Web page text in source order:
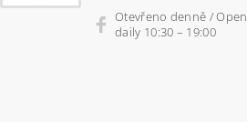
Otevřeno denně / Open
daily 10:30 – 19:00